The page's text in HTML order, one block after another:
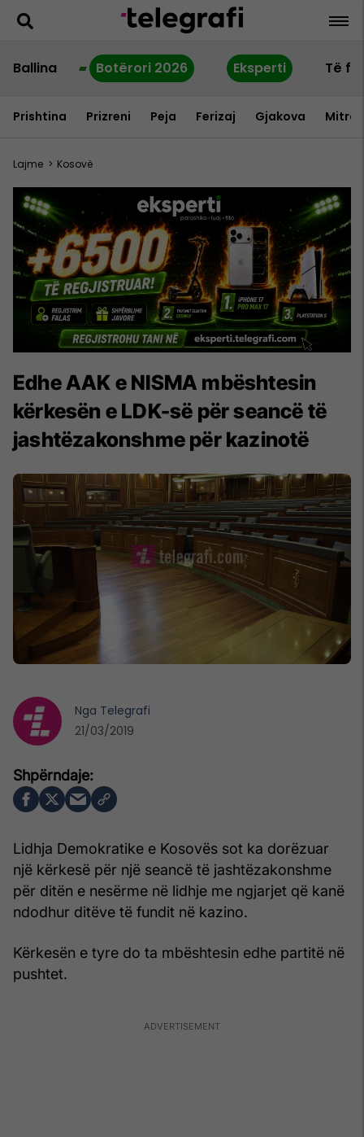
Ballina Botërori 2026 Eksperti Të
Prishtina Prizreni Peja Ferizaj Gjakova
Lajme > Kosovë
Edhe AAK e NISMA mbështesin
kërkesën e LDK-së për seancë të
jashtëzakonshme për kazinotë
Lidhja Demokratike e Kosovës sot ka dorëzuar
një kërkesë për një seancë të jashtëzakonshme
për ditën e nesërme në lidhje me ngjarjet që kanë
ndodhur ditëve të fundit në kazino.
Kërkesën e tyre do ta mbështesin edhe partitë në
pushtet.
Nga Telegrafi
21/03/2019